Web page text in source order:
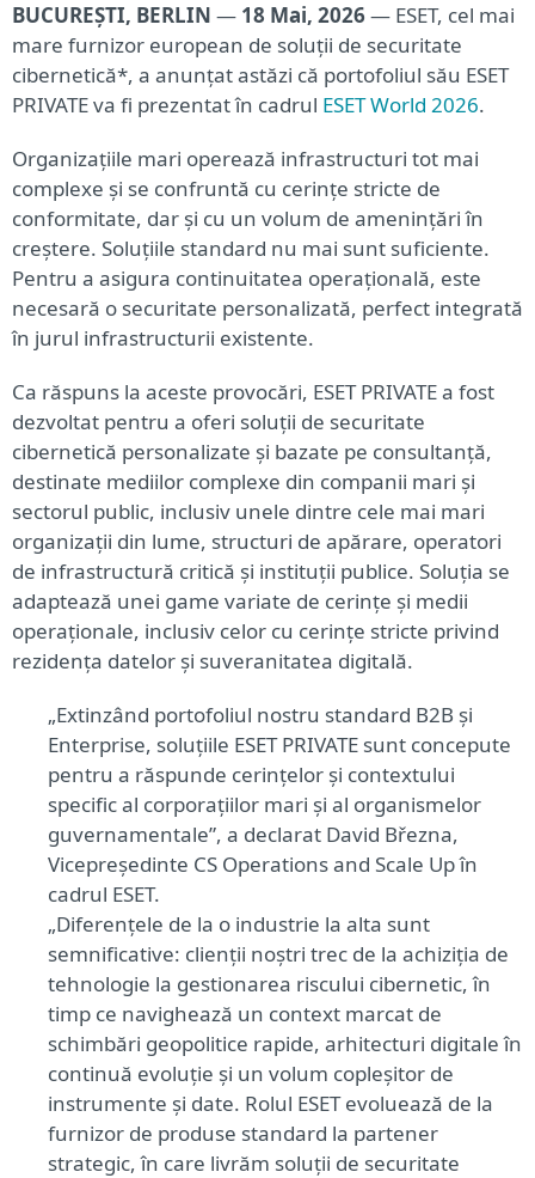
BUCUREȘTI, BERLIN — 18 Mai, 2026 — ESET, cel mai
mare furnizor european de soluții de securitate
cibernetică*, a anunțat astăzi că portofoliul său ESET
PRIVATE va fi prezentat în cadrul ESET World 2026.
Organizațiile mari operează infrastructuri tot mai
complexe și se confruntă cu cerințe stricte de
conformitate, dar și cu un volum de amenințări în
creștere. Soluțiile standard nu mai sunt suficiente.
Pentru a asigura continuitatea operațională, este
necesară o securitate personalizată, perfect integrată
în jurul infrastructurii existente.
Ca răspuns la aceste provocări, ESET PRIVATE a fost
dezvoltat pentru a oferi soluții de securitate
cibernetică personalizate și bazate pe consultanță,
destinate mediilor complexe din companii mari și
sectorul public, inclusiv unele dintre cele mai mari
organizații din lume, structuri de apărare, operatori
de infrastructură critică și instituții publice. Soluția se
adaptează unei game variate de cerințe și medii
operaționale, inclusiv celor cu cerințe stricte privind
rezidența datelor și suveranitatea digitală.
„Extinzând portofoliul nostru standard B2B și
Enterprise, soluțiile ESET PRIVATE sunt concepute
pentru a răspunde cerințelor și contextului
specific al corporațiilor mari și al organismelor
guvernamentale”, a declarat David Března,
Vicepreședinte CS Operations and Scale Up în
cadrul ESET.
„Diferențele de la o industrie la alta sunt
semnificative: clienții noștri trec de la achiziția de
tehnologie la gestionarea riscului cibernetic, în
timp ce navighează un context marcat de
schimbări geopolitice rapide, arhitecturi digitale în
continuă evoluție și un volum copleșitor de
instrumente și date. Rolul ESET evoluează de la
furnizor de produse standard la partener
strategic, în care livrăm soluții de securitate